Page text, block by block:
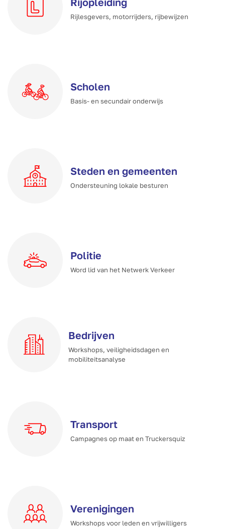
Rijlesgevers, motorrijders, rijbewijzen
Scholen
Basis- en secundair onderwijs
Steden en gemeenten
Ondersteuning lokale besturen
Politie
Word lid van het Netwerk Verkeer
Bedrijven
Workshops, veiligheidsdagen en
mobiliteitsanalyse
Transport
Campagnes op maat en Truckersquiz
Verenigingen
Workshops voor leden en vrijwilligers